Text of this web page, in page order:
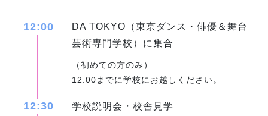
12:00
DA TOKYO（東京ダンス・俳優＆舞台
芸術専門学校）に集合
（初めての方のみ）
12:00までに学校にお越しください。
12:30 学校説明会・校舎見学